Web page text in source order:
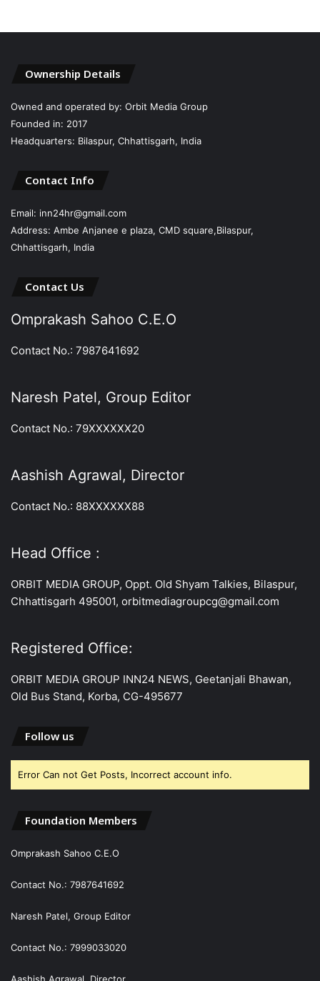
Ownership Details
Owned and operated by: Orbit Media Group
Founded in: 2017
Headquarters: Bilaspur, Chhattisgarh, India
Contact Info
Email: inn24hr@gmail.com
Address: Ambe Anjanee e plaza, CMD square,Bilaspur,
Chhattisgarh, India
Contact Us
Omprakash Sahoo C.E.O
Contact No.: 7987641692
Naresh Patel, Group Editor
Contact No.: 79XXXXXX20
Aashish Agrawal, Director
Contact No.: 88XXXXXX88
Head Office :
ORBIT MEDIA GROUP, Oppt. Old Shyam Talkies, Bilaspur,
Chhattisgarh 495001, orbitmediagroupcg@gmail.com
Registered Office:
ORBIT MEDIA GROUP INN24 NEWS, Geetanjali Bhawan,
Old Bus Stand, Korba, CG-495677
Follow us
Error Can not Get Posts, Incorrect account info.
Foundation Members
Omprakash Sahoo C.E.O
Contact No.: 7987641692
Naresh Patel, Group Editor
Contact No.: 7999033020